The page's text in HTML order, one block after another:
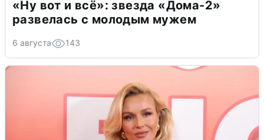
«Ну вот и всё»: звезда «Дома-2»
развелась с молодым мужем
6 августа 143